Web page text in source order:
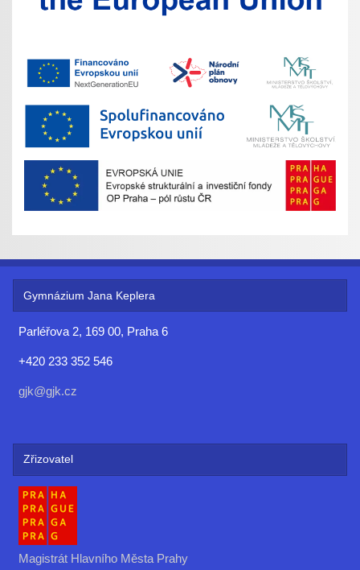
Gymnázium Jana Keplera
Parléřova 2, 169 00, Praha 6
+420 233 352 546
gjk@gjk.cz
Zřizovatel
Magistrát Hlavního Města Prahy